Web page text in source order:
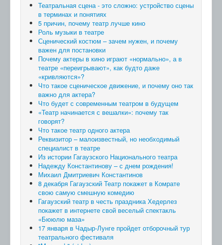
Театральная сцена - это сложно: устройство сцены
в терминах и понятиях
5 причин, почему театр лучше кино
Роль музыки в театре
Сценический костюм – зачем нужен, и почему
важен для постановки
Почему актеры в кино играют «нормально», а в
театре «переигрывают», как будто даже
«кривляются»?
Что такое сценическое движение, и почему оно так
важно для актера?
Что будет с современным театром в будущем
«Театр начинается с вешалки»: почему так
говорят?
Что такое театр одного актера
Реквизитор – малоизвестный, но необходимый
специалист в театре
Из истории Гагаузского Национального театра
Надежду Константинову – с днем рождения!
Михаил Дмитриевич Константинов
8 декабря Гагаузский Театр покажет в Комрате
свою самую смешную комедию
Гагаузский театр в честь праздника Хедерлез
покажет в интернете свой веселый спектакль
«Бююлю маза»
17 января в Чадыр-Лунге пройдет отборочный тур
театрального фестиваля